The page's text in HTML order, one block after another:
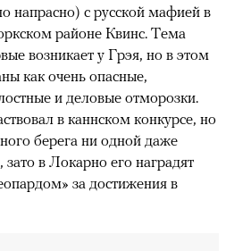
напрасно) с русской мафией в
районе Квинс. Тема
возникает у Грэя, но в этом
как очень опасные,
и деловые отморозки.
в каннском конкурсе, но
берега ни одной даже
в Локарно его наградят
за достижения в